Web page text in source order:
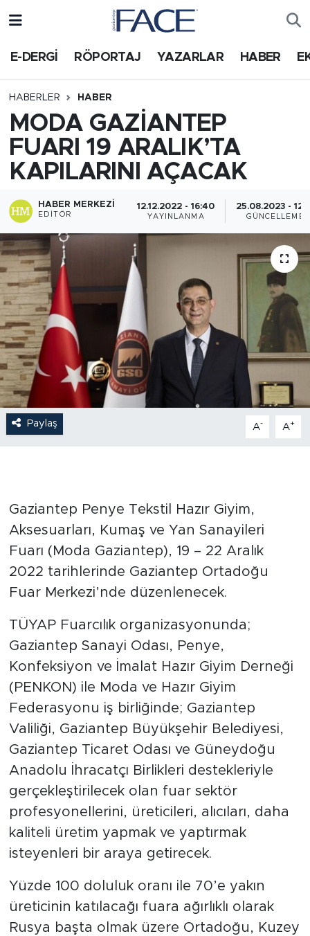
E-DERGİ RÖPORTAJ YAZARLAR HABER
HABERLER HABER
MODA GAZİANTEP
FUARI 19 ARALIK’TA
KAPILARINI AÇACAK
HABER MERKEZI
EDITÖR
12.12.2022 - 16:40
YAYINLANMA
25.08.2023 -
GÜNCELLEME
Paylaş A- A+
Gaziantep Penye Tekstil Hazır Giyim,
Aksesuarları, Kumaş ve Yan Sanayileri
Fuarı (Moda Gaziantep), 19 – 22 Aralık
2022 tarihlerinde Gaziantep Ortadoğu
Fuar Merkezi’nde düzenlenecek.
TÜYAP Fuarcılık organizasyonunda;
Gaziantep Sanayi Odası, Penye,
Konfeksiyon ve İmalat Hazır Giyim Derneği
(PENKON) ile Moda ve Hazır Giyim
Federasyonu iş birliğinde; Gaziantep
Valiliği, Gaziantep Büyükşehir Belediyesi,
Gaziantep Ticaret Odası ve Güneydoğu
Anadolu İhracatçı Birlikleri destekleriyle
gerçekleştirilecek olan fuar sektör
profesyonellerini, üreticileri, alıcıları, daha
kaliteli üretim yapmak ve yaptırmak
isteyenleri bir araya getirecek.
Yüzde 100 doluluk oranı ile 70’e yakın
üreticinin katılacağı fuara ağırlıklı olarak
Rusya başta olmak üzere Ortadoğu, Kuzey
HABER
Nöbetçi Eczaneler
Trafik Durumu
Süper Lig Puan Durumu ve Fikstür
Haber Arşivi